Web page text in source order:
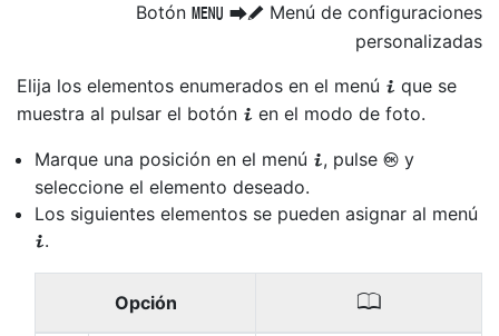
Botón G UA Menú de configuraciones
personalizadas
Elija los elementos enumerados en el menú i que se
muestra al pulsar el botón i en el modo de foto.
Marque una posición en el menú i, pulse J y
seleccione el elemento deseado.
Los siguientes elementos se pueden asignar al menú
i.
Opción 0